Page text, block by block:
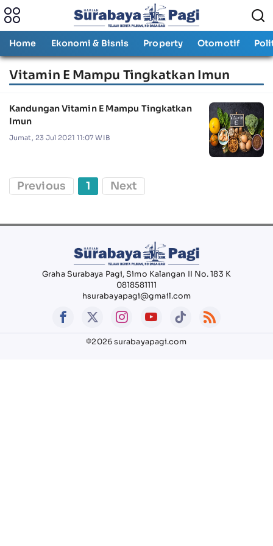
Home Ekonomi & Bisnis Property Otomotif
Vitamin E Mampu Tingkatkan Imun
Kandungan Vitamin E Mampu Tingkatkan
Imun
Jumat, 23 Jul 2021 11:07 WIB
Previous 1 Next
Graha Surabaya Pagi, Simo Kalangan II No. 183 K
0818581111
hsurabayapagi@gmail.com
©2026 surabayapagi.com